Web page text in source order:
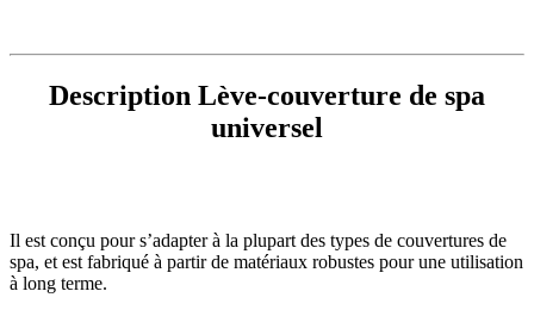
Description Lève-couverture de spa
universel
Il est conçu pour s’adapter à la plupart des types de couvertures de
spa, et est fabriqué à partir de matériaux robustes pour une utilisation
à long terme.